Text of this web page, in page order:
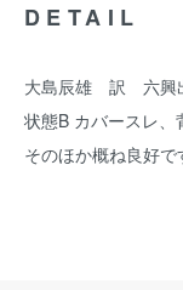
DETAIL
大島辰雄 訳 六興
状態B カバースレ、
そのほか概ね良好で